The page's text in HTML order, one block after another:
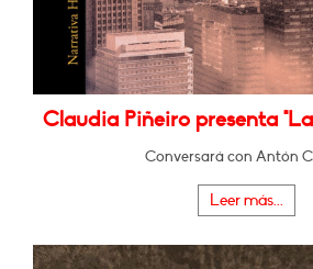
Claudia Piñeiro presenta
Conversará con Antón
Leer más...